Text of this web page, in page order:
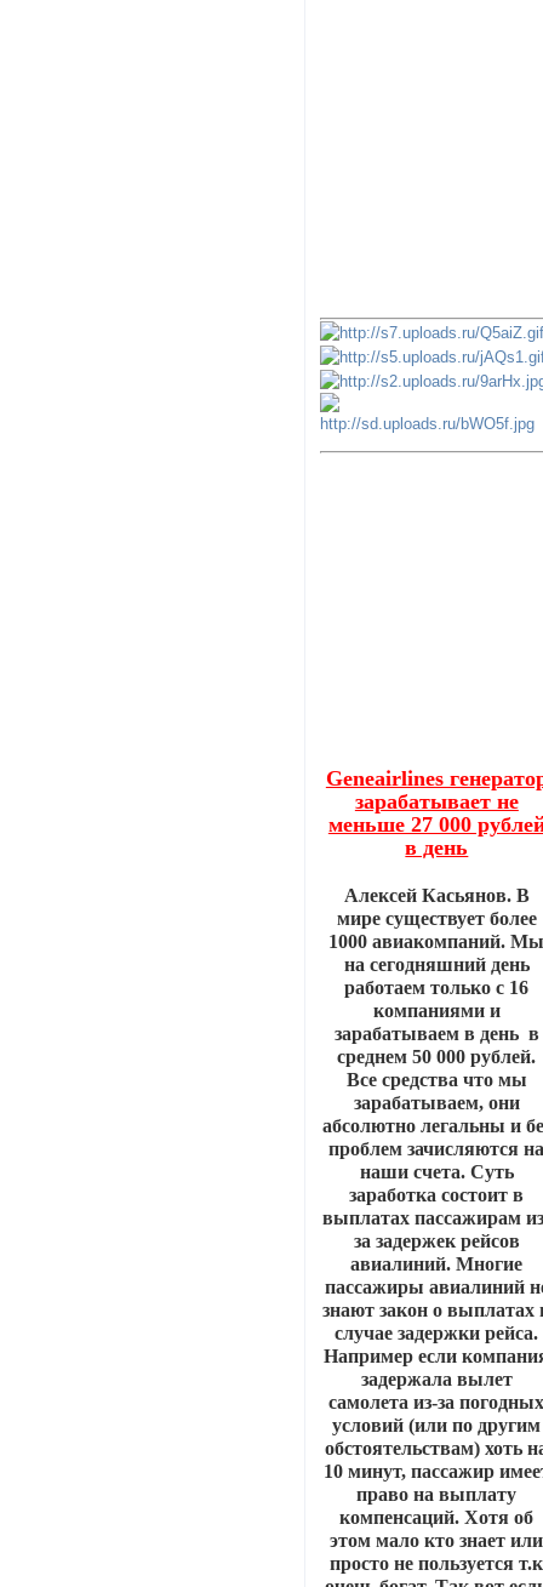
Geneairlines
зарабатывает не
меньше 27 000
в день
Алексей Касьянов. В
мире существует более
1000 авиакомпаний.
на сегодняшний день
работаем только с 16
компаниями и
зарабатываем в день в
среднем 50 000 рублей.
Все средства что мы
зарабатываем, они
абсолютно легальны и
проблем зачисляются
наши счета. Суть
заработка состоит в
выплатах пассажирам
за задержек рейсов
авиалиний. Многие
пассажиры авиалиний
знают закон о выплатах
случае задержки рейса.
Например если
задержала вылет
самолета из-за
условий (или по другим
обстоятельствам) хоть
10 минут, пассажир
право на выплату
компенсаций. Хотя об
этом мало кто знает или
просто не пользуется т.к